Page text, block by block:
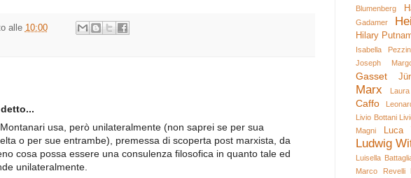
alle 10:00
detto...
usa, però unilateralmente (non saprei se per sua
o per sue entrambe), premessa di scoperta post marxista, da
cosa possa essere una consulenza filosofica in quanto tale ed
unilateralmente.
Blumenberg
Gadamer
Hilary
Isabella
Joseph
Gasset
Marx
Caffo
Livio Bottani
Magni
Luca
Ludwig
Luisella
Marco Revelli